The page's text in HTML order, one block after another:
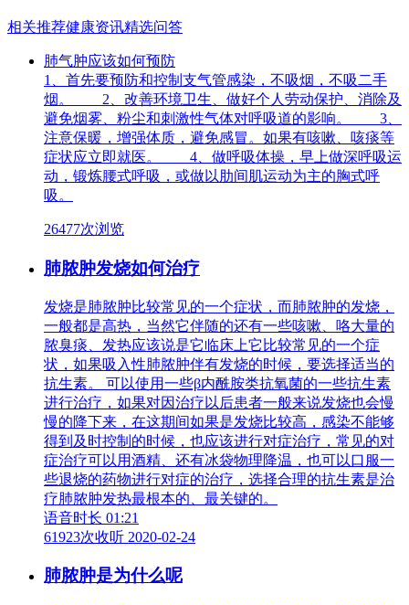
相关推荐健康资讯精选问答
肺气肿应该如何预防
1、首先要预防和控制支气管感染，不吸烟，不吸二手
烟。 2、改善环境卫生、做好个人劳动保护、消除及
避免烟雾、粉尘和刺激性气体对呼吸道的影响。 3、
注意保暖，增强体质，避免感冒。如果有咳嗽、咳痰等
症状应立即就医。 4、做呼吸体操，早上做深呼吸运
动，锻炼腰式呼吸，或做以肋间肌运动为主的胸式呼
吸。
26477次浏览
肺脓肿发烧如何治疗
发烧是肺脓肿比较常见的一个症状，而肺脓肿的发烧，
一般都是高热，当然它伴随的还有一些咳嗽、咯大量的
脓臭痰、发热应该说是它临床上它比较常见的一个症
状，如果吸入性肺脓肿伴有发烧的时候，要选择适当的
抗生素。 可以使用一些β内酰胺类抗氧菌的一些抗生素
进行治疗，如果对因治疗以后患者一般来说发烧也会慢
慢的降下来，在这期间如果是发烧比较高，感染不能够
得到及时控制的时候，也应该进行对症治疗，常见的对
症治疗可以用酒精、还有冰袋物理降温，也可以口服一
些退烧的药物进行对症的治疗，选择合理的抗生素是治
疗肺脓肿发热最根本的、最关键的。
语音时长 01:21
61923次收听 2020-02-24
肺脓肿是为什么呢